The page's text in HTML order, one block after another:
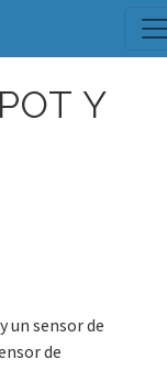
Y
un sensor de
de